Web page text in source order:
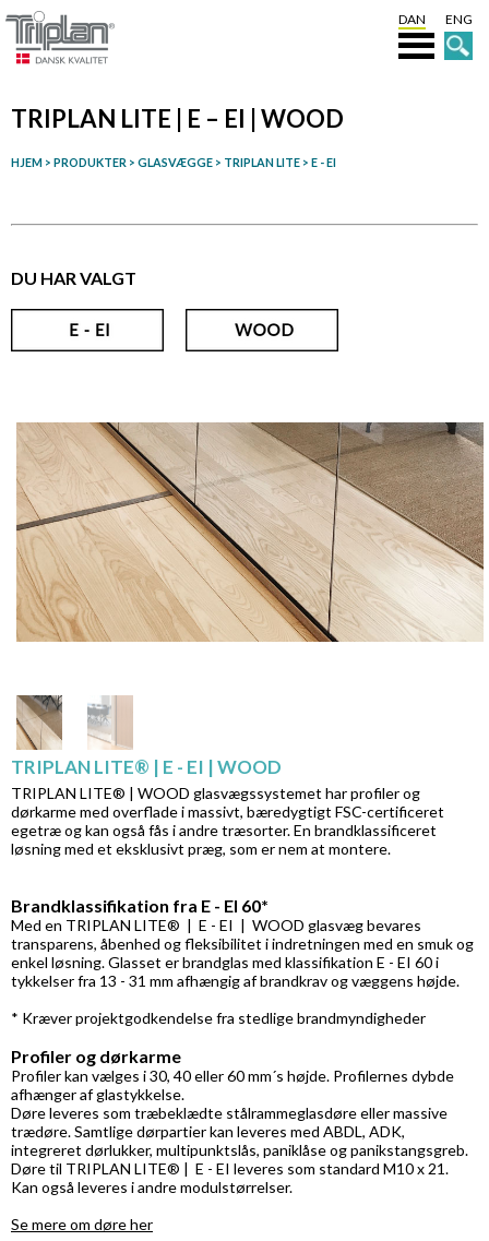
DAN ENG
TRIPLAN LITE | E – EI | WOOD
HJEM > PRODUKTER > GLASVÆGGE > TRIPLAN LITE > E - EI
DU HAR VALGT
TRIPLAN LITE® | E - EI | WOOD
TRIPLAN LITE® | WOOD glasvægssystemet har profiler og
dørkarme med overflade i massivt, bæredygtigt FSC-certificeret
egetræ og kan også fås i andre træsorter. En brandklassificeret
løsning med et eksklusivt præg, som er nem at montere.
Brandklassifikation fra E - EI 60*
Med en TRIPLAN LITE® | E - EI | WOOD glasvæg bevares
transparens, åbenhed og fleksibilitet i indretningen med en smuk og
enkel løsning. Glasset er brandglas med klassifikation E - EI 60 i
tykkelser fra 13 - 31 mm afhængig af brandkrav og væggens højde.
* Kræver projektgodkendelse fra stedlige brandmyndigheder
Profiler og dørkarme
Profiler kan vælges i 30, 40 eller 60 mm´s højde. Profilernes dybde
afhænger af glastykkelse.
Døre leveres som træbeklædte stålrammeglasdøre eller massive
trædøre. Samtlige dørpartier kan leveres med ABDL, ADK,
integreret dørlukker, multipunktslås, paniklåse og panikstangsgreb.
Døre til TRIPLAN LITE® | E - EI leveres som standard M10 x 21.
Kan også leveres i andre modulstørrelser.
Se mere om døre her